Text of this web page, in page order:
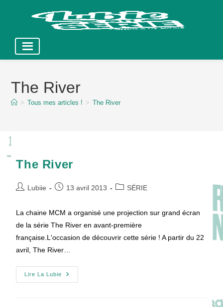
The River
> Tous mes articles ! > The River
The River
Auteur/autrice
Lubiie
Publication
13 avril 2013
PostSÉRIE
La chaine MCM a organisé une projection sur grand écran
de la série The River en avant-première
française.L'occasion de découvrir cette série ! A partir du 22
avril, The River…
Lire La Lubie
The
River